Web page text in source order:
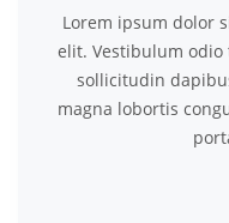
Lorem ipsum dolor
elit. Vestibulum
sollicitudin
magna lobortis